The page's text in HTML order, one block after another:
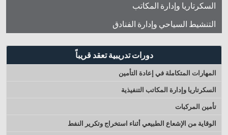
السكرتاريا وإدارة المكاتب
التنشيط السياحي وإدارة الفنادق
دورات تدريبية تعقد قريباً
المهارات المتكاملة في إعادة التأمين
السكرتاريا وإدارة المكاتب التنفيذية
تأمين المركبات
الوقاية من الإشعاع الطبيعي أثناء استخراج وتكرير النفط